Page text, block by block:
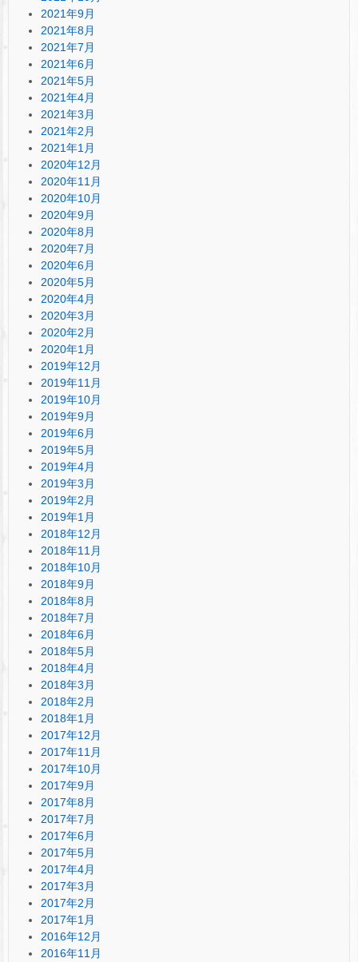
2021年9月
2021年8月
2021年7月
2021年6月
2021年5月
2021年4月
2021年3月
2021年2月
2021年1月
2020年12月
2020年11月
2020年10月
2020年9月
2020年8月
2020年7月
2020年6月
2020年5月
2020年4月
2020年3月
2020年2月
2020年1月
2019年12月
2019年11月
2019年10月
2019年9月
2019年6月
2019年5月
2019年4月
2019年3月
2019年2月
2019年1月
2018年12月
2018年11月
2018年10月
2018年9月
2018年8月
2018年7月
2018年6月
2018年5月
2018年4月
2018年3月
2018年2月
2018年1月
2017年12月
2017年11月
2017年10月
2017年9月
2017年8月
2017年7月
2017年6月
2017年5月
2017年4月
2017年3月
2017年2月
2017年1月
2016年12月
2016年11月